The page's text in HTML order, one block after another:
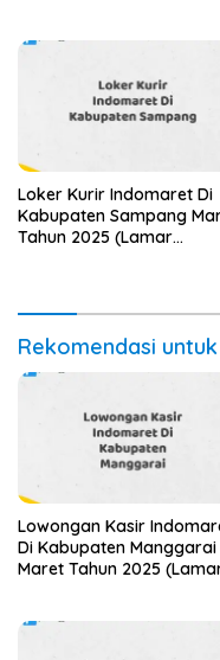
Loker Kurir Indomaret Di
Kabupaten Sampang
Tahun 2025 (Lamar
Rekomendasi
Lowongan Kasir
Di Kabupaten Manggarai
Maret Tahun 2025